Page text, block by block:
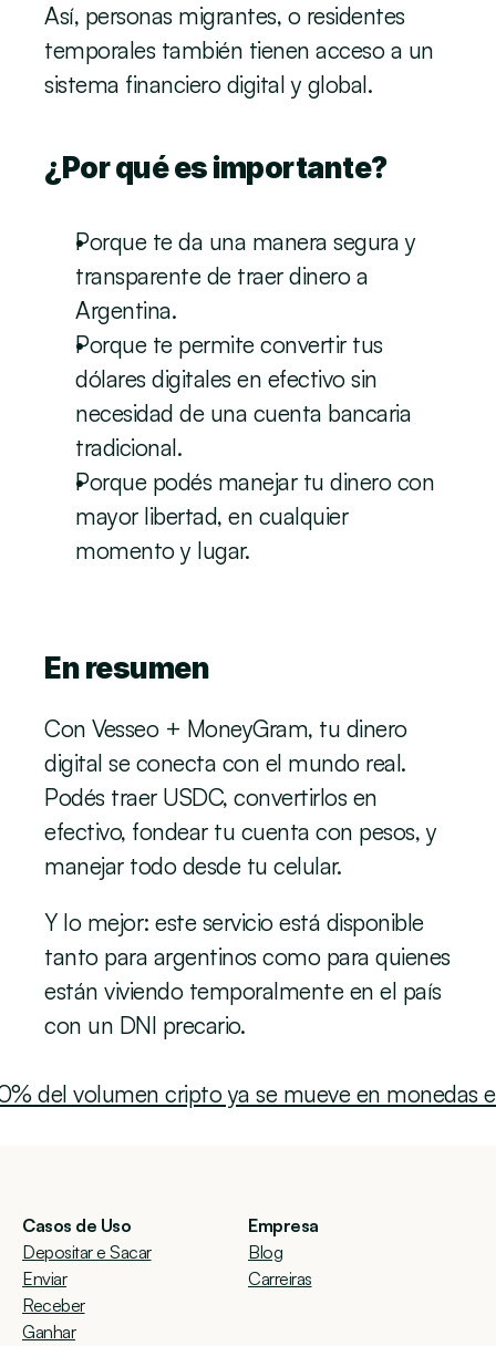
Así, personas migrantes, o residentes
temporales también tienen acceso a un
sistema financiero digital y global.
¿Por qué es importante?
Porque te da una manera segura y
transparente de traer dinero a
Argentina.
Porque te permite convertir tus
dólares digitales en efectivo sin
necesidad de una cuenta bancaria
tradicional.
Porque podés manejar tu dinero con
mayor libertad, en cualquier
momento y lugar.
En resumen
Con Vesseo + MoneyGram, tu dinero
digital se conecta con el mundo real.
Podés traer USDC, convertirlos en
efectivo, fondear tu cuenta con pesos, y
manejar todo desde tu celular.
Y lo mejor: este servicio está disponible
tanto para argentinos como para quienes
están viviendo temporalmente en el país
con un DNI precario.
del volumen cripto ya se mueve en monedas
Casos de Uso
Depositar e Sacar
Enviar
Receber
Ganhar
Empresa
Blog
Carreiras